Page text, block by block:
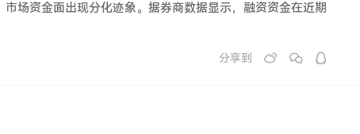
场资金面出现分化迹象。据券商数据显示，融资资金在近期
分享到